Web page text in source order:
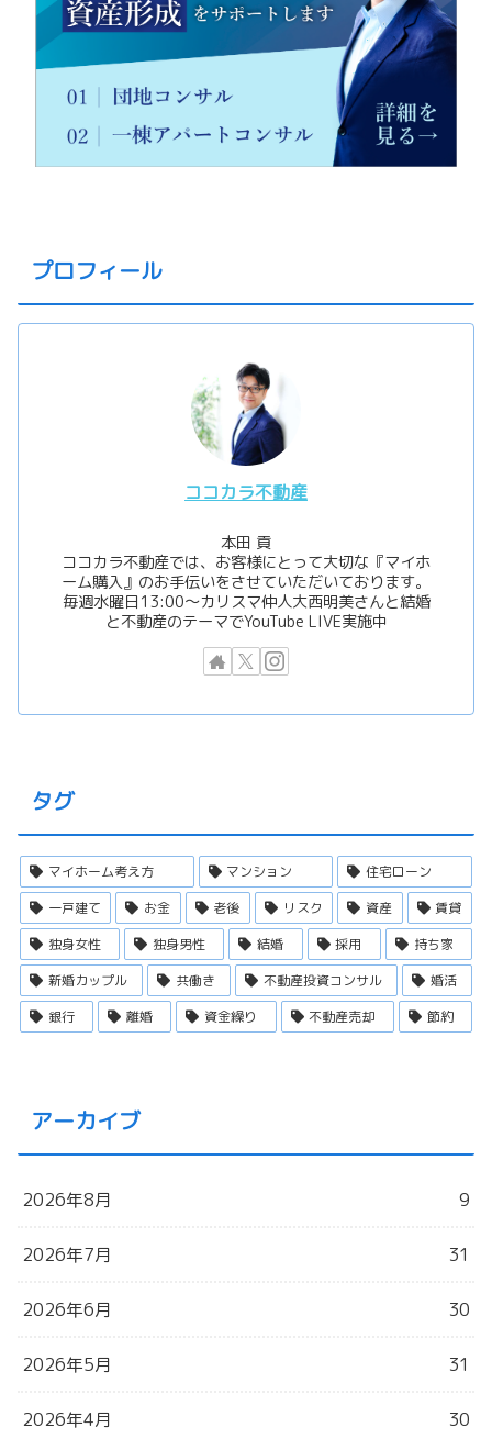
プロフィール
ココカラ不動産
本田 貢
ココカラ不動産では、お客様にとって大切な『マイホ
ーム購入』のお手伝いをさせていただいております。
毎週水曜日13:00〜カリスマ仲人大西明美さんと結婚
と不動産のテーマでYouTube LIVE実施中
タグ
マイホーム考え方 マンション
住宅ローン
一戸建て
お金 老後 リスク 資産
賃貸
独身女性
独身男性 結婚 採用
持ち家
新婚カップル
共働き 不動産投資コンサル
婚活
銀行
離婚 資金繰り 不動産売却 節約
アーカイブ
2026年8月 9
2026年7月 31
2026年6月 30
2026年5月 31
2026年4月 30